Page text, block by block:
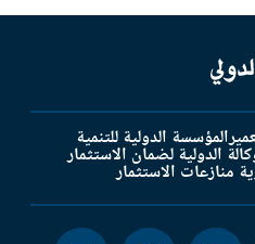
المؤسسة الدولية للتنمية
الدولية لضمان الاستثمار
منازعات الاستثمار